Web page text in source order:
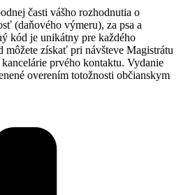
časti vášho rozhodnutia o
(daňového výmeru), za psa a
kód je unikátny pre každého
získať pri návšteve Magistrátu
prvého kontaktu. Vydanie
overením totožnosti občianskym